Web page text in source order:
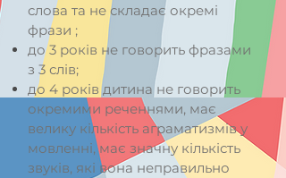
слова та не складає окремі
фрази ;
до 3 років не говорить фразами
з 3 слів;
до 4 років дитина не говорить
окремими реченнями, має
велику кількість аграматизмів у
мовленні, має значну кількість
звуків, які вона неправильно